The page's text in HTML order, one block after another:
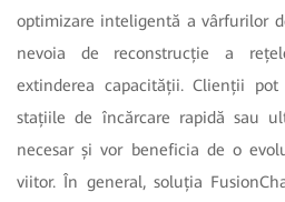
optimizare inteligentă a vârfurilor
nevoia de reconstrucție a
extinderea capacității. Clienții
stațiile de încărcare rapidă sau
necesar și vor beneficia de o
viitor. În general, soluția